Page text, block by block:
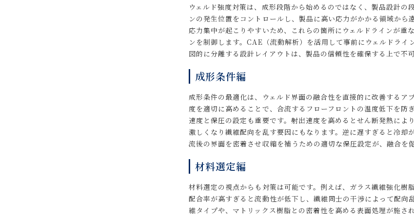
ウェルド強度対策は、成形段階から始めるのではなく、製品設計の
ンの発生位置をコントロールし、製品に高い応力がかかる領域か
応力集中が起こりやすいため、これらの箇所にウェルドラインが
ンを制御します。CAE（流動解析）を活用して事前にウェルドラ
図的に分離する設計レイアウトは、製品の信頼性を確保する上で不
成形条件編
成形条件の最適化は、ウェルド界面の融合性を直接的に改善する
度を適切に高めることで、合流するフローフロントの温度低下を
速度と保圧の設定も重要です。射出速度を高めるとせん断発熱に
激しくなり繊維配向を乱す要因にもなります。逆に遅すぎると冷
流後の界面を密着させ収縮を補うための適切な保圧設定が、融合を
材料選定編
材料選定の視点からも対策は可能です。例えば、ガラス繊維強化樹
配合率が高すぎると流動性が低下し、繊維同士の干渉によって配
維タイプや、マトリックス樹脂との密着性を高める表面処理が施